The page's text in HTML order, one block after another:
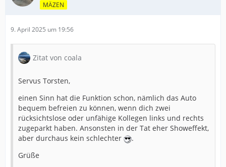
MÄZEN
9. April 2025 um 19:56
Zitat von coala
Servus Torsten,
einen Sinn hat die Funktion schon, nämlich das Auto
bequem befreien zu können, wenn dich zwei
rücksichtslose oder unfähige Kollegen links und rechts
zugeparkt haben. Ansonsten in der Tat eher Showeffekt,
aber durchaus kein schlechter
.
Grüße